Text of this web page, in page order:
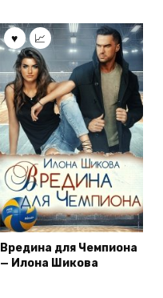
Вредина для Чемпиона
— Илона Шикова